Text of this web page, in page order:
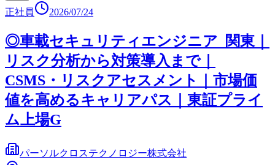
正社員 2026/07/24
◎車載セキュリティエンジニア_関東｜
リスク分析から対策導入まで｜
CSMS・リスクアセスメント｜市場価
値を高めるキャリアパス｜東証プライ
ム上場G
パーソルクロステクノロジー株式会社